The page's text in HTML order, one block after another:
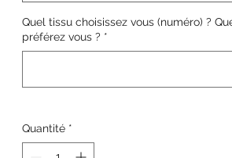
Quel tissu choisissez vous (numéro) ?
préférez vous ? *
Quantité *